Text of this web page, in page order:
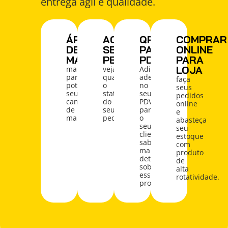
ÁREA
DE
MARKETING
materiais
para
potencializar
seus
canais
de
marketing.
ACOMPANHE
SEU
PEDIDO
veja
qual
o
status
do
seu
pedido
QRCODE
PARA
PDV
Adicione
adesivos
no
seu
PDV
para
o
seu
cliente
saber
mais
detalhes
sobre
esse
produto.
COMPRAR
ONLINE
PARA
LOJA
faça
seus
pedidos
online
e
abasteça
seu
estoque
com
produto
de
alta
rotatividade.